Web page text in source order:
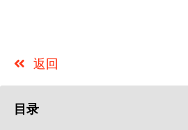
返回
目录